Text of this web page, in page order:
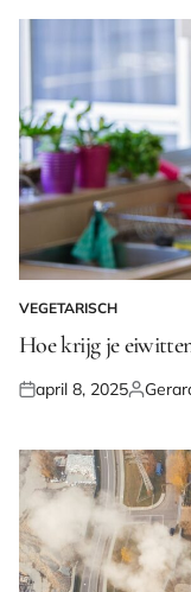
GEPLAATST
IN
VEGETARISCH
Hoe krijg je
Geplaatst
april 8, 2025